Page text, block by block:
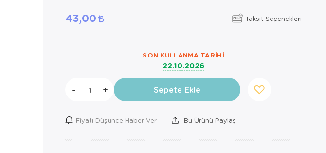
43,00 Taksit Seçenekleri
SON KULLANMA TARIHI
22.10.2026
- + Sepete Ekle
Fiyatı Düşünce Haber Ver Bu Ürünü Paylaş